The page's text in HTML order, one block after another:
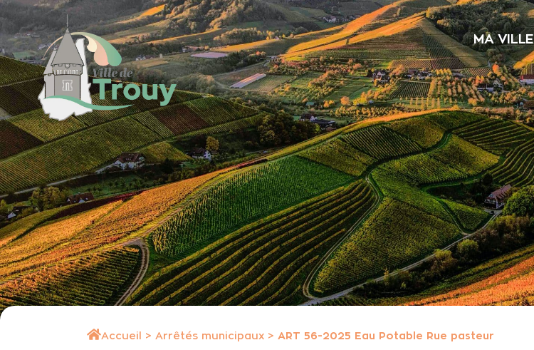
principal
MA VILLE
Accueil > Arrêtés municipaux > ART 56-2025 Eau Potable Rue pasteur